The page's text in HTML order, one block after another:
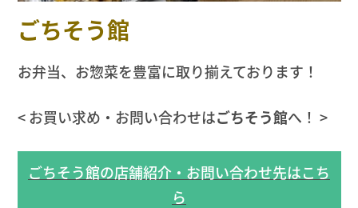
ごちそう館
お弁当、お惣菜を豊富に取り揃えております！
< お買い求め・お問い合わせはごちそう館へ！ >
ごちそう館の店舗紹介・お問い合わせ先はこち
ら